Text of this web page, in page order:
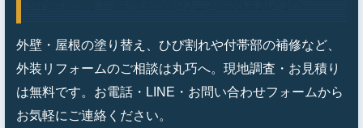
外壁・屋根の塗り替え、ひび割れや付帯部の補修など、
外装リフォームのご相談は丸巧へ。現地調査・お見積り
は無料です。お電話・LINE・お問い合わせフォームから
お気軽にご連絡ください。